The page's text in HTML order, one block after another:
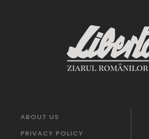
ABOUT US
PRIVACY POLICY